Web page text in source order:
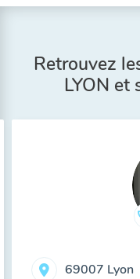
Retrouvez
LYON et
69007 Lyon